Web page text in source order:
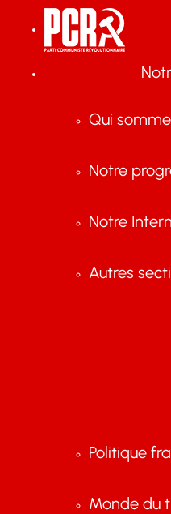
Qui
Notre
Notre
Autres
Politique
Monde du